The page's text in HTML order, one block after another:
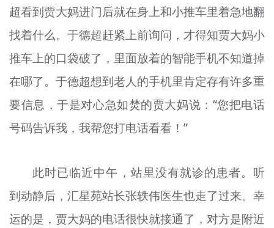
专题
资料库
+
超看到贾大妈进门后就在身上和小推车里着急地翻
找着什么。于德超赶紧上前询问，才得知贾大妈小
推车上的口袋破了，里面放着的智能手机不知道掉
在哪了。于德超想到老人的手机里肯定存有许多重
要信息，于是对心急如焚的贾大妈说：“您把电话
号码告诉我，我帮您打电话看看！”
此时已临近中午，站里没有就诊的患者。听
到动静后，汇星苑站长张轶伟医生也走了过来。幸
运的是，贾大妈的电话很快就接通了，对方是附近